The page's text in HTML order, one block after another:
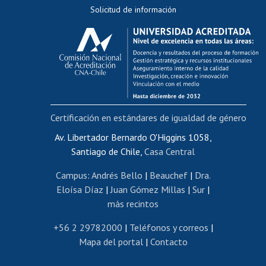
Evaluación docente
Calificación académica
Postulación al AUCAI
Funcionarias/os
Cursos internos de capacitación
Bienestar del personal
Portal de movilidad interna
Certificado de renta
Certificado de renta honorarios
Editar páginas blancas
Extranjeras/os
Revalidación y reconocimiento de títulos
Postulación al Programa de Movilidad Estudiantil
Solicitud de información
Av. Libertador Bernardo O'Higgins 1058,
Santiago de Chile, Casa Central
Campus: Andrés Bello | Beauchef| Dra.
Eloísa Díaz | Juan Gómez Millas | Sur |
más recintos
+56 2 29782000 | Teléfonos y correos |
Mapa del portal| Contacto
Certificación en estándares de igualdad de género